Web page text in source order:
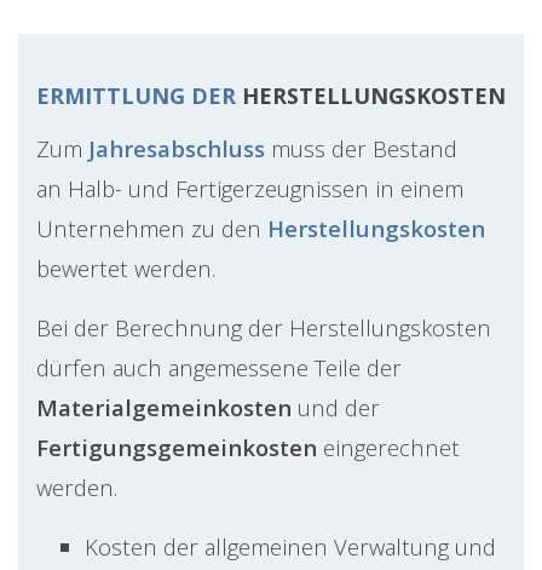
ERMITTLUNG DER HERSTELLUNGSKOSTEN
Zum Jahresabschluss muss der Bestand
an Halb- und Fertigerzeugnissen in einem
Unternehmen zu den Herstellungskosten
bewertet werden.
Bei der Berechnung der Herstellungskosten
dürfen auch angemessene Teile der
Materialgemeinkosten und der
Fertigungsgemeinkosten eingerechnet
werden.
Kosten der allgemeinen Verwaltung und